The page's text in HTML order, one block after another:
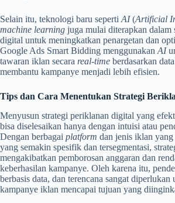
Selain itu, teknologi baru seperti AI(Artificial
machine learning juga mulai diterapkan dalam
digital untuk meningkatkan penargetan dan
Google Ads Smart Bidding menggunakan AI
tawaran iklan secara real-time berdasarkan
membantu kampanye menjadi lebih efisien.
Tips dan Cara Menentukan Strategi
Menyusun strategi periklanan digital yang
bisa diselesaikan hanya dengan intuisi atau
Dengan berbagai platform dan jenis iklan yang
yang semakin spesifik dan tersegmentasi,
mengakibatkan pemborosan anggaran dan
keberhasilan kampanye. Oleh karena itu,
berbasis data, dan terencana sangat diperlukan
kampanye iklan mencapai tujuan yang